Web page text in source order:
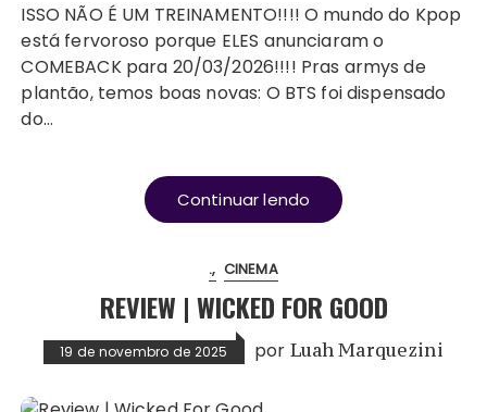
ISSO NÃO É UM TREINAMENTO!!!! O mundo do Kpop
está fervoroso porque ELES anunciaram o
COMEBACK para 20/03/2026!!!! Pras armys de
plantão, temos boas novas: O BTS foi dispensado
do…
Continuar lendo
. CINEMA
REVIEW | WICKED FOR GOOD
19 de novembro de 2025 por Luah Marquezini